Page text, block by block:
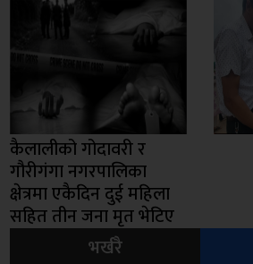
कैलालीको गोदावरी र
गौरीगंगा नगरपालिका
क्षेत्रमा एकैदिन दुई महिला
सहित तीन जना मृत भेटिए
भर्खरै